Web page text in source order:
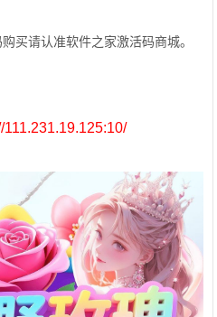
买请认准软件之家激活码商城。
111.231.19.125:10/